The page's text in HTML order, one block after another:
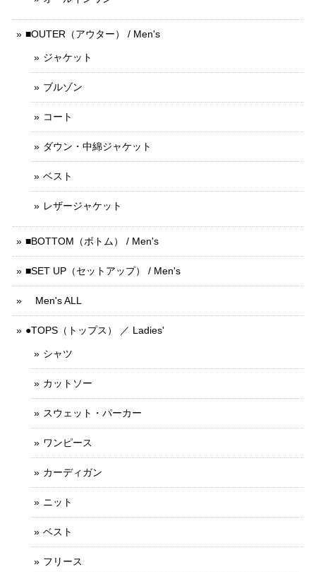
■OUTER（アウター） / Men's
ジャケット
ブルゾン
コート
ダウン・中綿ジャケット
ベスト
レザージャケット
■BOTTOM（ボトム） / Men's
■SET UP（セットアップ） / Men's
Men's ALL
●TOPS（トップス） ／ Ladies'
シャツ
カットソー
スウェット・パーカー
ワンピース
カーディガン
ニット
ベスト
フリース